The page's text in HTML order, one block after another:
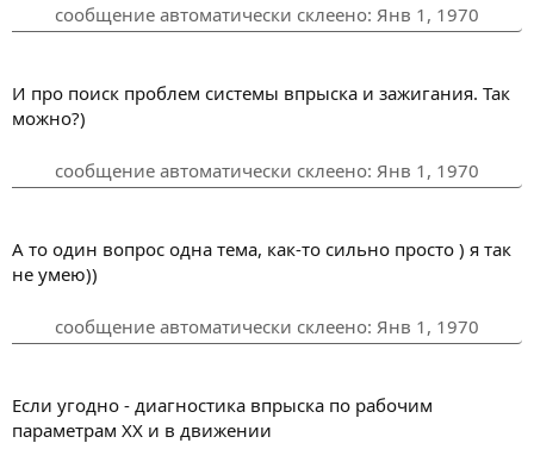
сообщение автоматически склеено: Янв 1, 1970
И про поиск проблем системы впрыска и зажигания. Так
можно?)
сообщение автоматически склеено: Янв 1, 1970
А то один вопрос одна тема, как-то сильно просто ) я так
не умею))
сообщение автоматически склеено: Янв 1, 1970
Если угодно - диагностика впрыска по рабочим
параметрам ХХ и в движении